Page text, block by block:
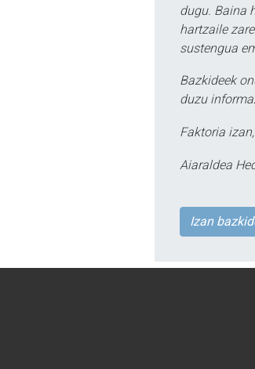
dugu. Baina
hartzaile
sustengua
Bazkideek
duzu
Faktoria
Aiaraldea
Izan